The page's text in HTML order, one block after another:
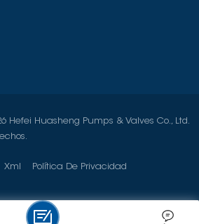
Hefei Huasheng Pumps & Valves Co., Ltd.
Xml Política De Privacidad